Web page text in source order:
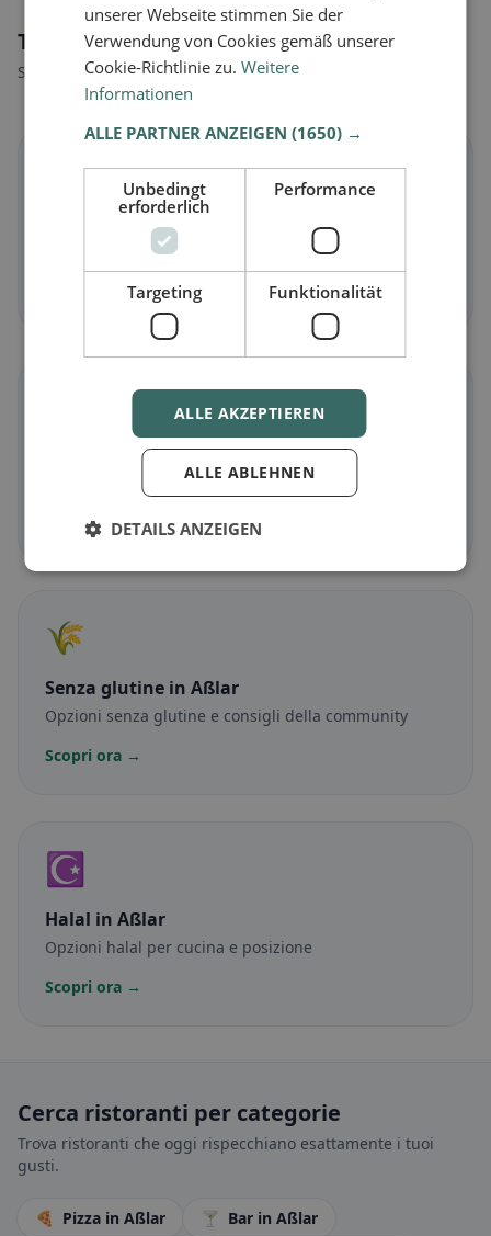
Tipi di alimentazione a Aßlar
Scopri ristoranti adatti al tuo stile alimentare.
🌱
in Aßlar
Piatti vegetali e cucina vegana
Scopri ora →
Vegetarianoin Aßlar
Piatti senza carne e classici vegetariani
Scopri ora →
🌾
Senza glutine in Aßlar
Opzioni senza glutine e consigli della community
Scopri ora →
☪️
Halal in Aßlar
Opzioni halal per cucina e posizione
Scopri ora →
Cerca ristoranti per categorie
Trova ristoranti che oggi rispecchiano esattamente i tuoi
gusti.
🍕 Pizza in Aßlar 🍸 Bar in Aßlar
unserer Webseite stimmen Sie der
Verwendung von Cookies gemäß unserer
Cookie-Richtlinie zu.Weitere
Informationen
ALLE PARTNER ANZEIGEN(1650) →
Unbedingt
erforderlich
Performance
Targeting Funktionalität
ALLE AKZEPTIEREN
ALLE ABLEHNEN
DETAILS ANZEIGEN